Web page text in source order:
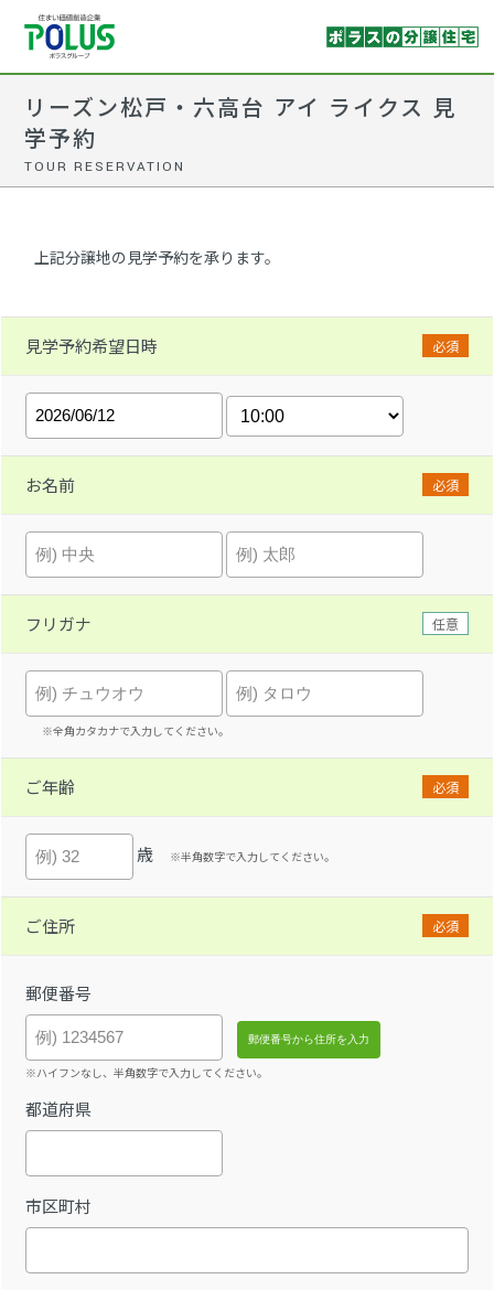
リーズン松戸・六高台 アイ ライクス 見
学予約
TOUR RESERVATION
上記分譲地の見学予約を承ります。
見学予約希望日時 必須
お名前 必須
フリガナ 任意
※全角カタカナで入力してください。
ご年齢 必須
歳 ※半角数字で入力してください。
ご住所 必須
郵便番号
※ハイフンなし、半角数字で入力してください。
都道府県
市区町村